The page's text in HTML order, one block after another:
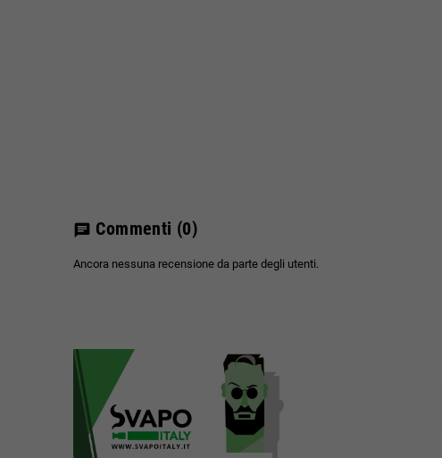
chat Commenti (0)
Ancora nessuna recensione da parte degli utenti.